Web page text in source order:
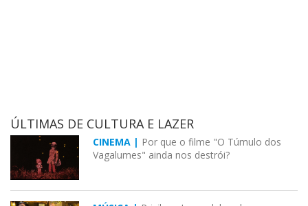
ÚLTIMAS DE CULTURA E LAZER
CINEMA | Por que o filme "O Túmulo dos
Vagalumes" ainda nos destrói?